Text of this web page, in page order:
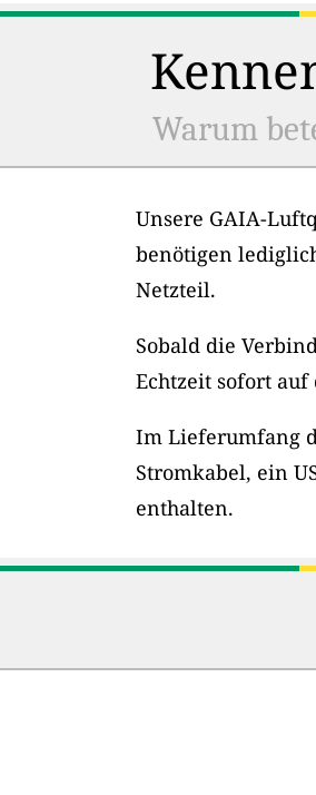
Warum
Unsere GAIA-
benötigen
Netzteil.
Sobald die
Echtzeit sofort
Im Lieferumfang
Stromkabel, ein
enthalten.